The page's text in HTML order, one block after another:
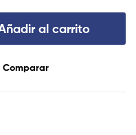
al carrito
Comparar